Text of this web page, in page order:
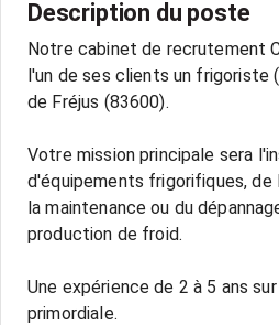
Description du poste
Notre cabinet de recrutement
l'un de ses clients un frigoriste
de Fréjus (83600).
Votre mission principale sera
d'équipements frigorifiques, de
la maintenance ou du
production de froid.
Une expérience de 2 à 5 ans
primordiale.